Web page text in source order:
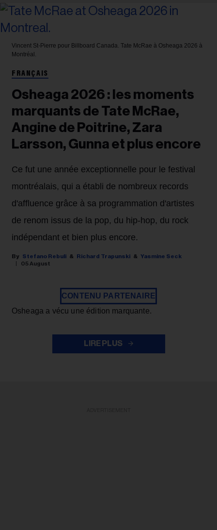
Vincent St-Pierre pour Billboard Canada. Tate McRae à Osheaga 2026 à
Montréal.
FRANÇAIS
Osheaga 2026 : les moments
marquants de Tate McRae,
Angine de Poitrine, Zara
Larsson, Gunna et plus encore
Ce fut une année exceptionnelle pour le festival
montréalais, qui a établi de nombreux records
d'affluence grâce à sa programmation d'artistes
de renom issus de la pop, du hip-hop, du rock
indépendant et bien plus encore.
Stefano Rebuli Richard Trapunski
Yasmine Seck
05 August
CONTENU PARTENAIRE
Osheaga a vécu une édition marquante.
LIRE PLUS